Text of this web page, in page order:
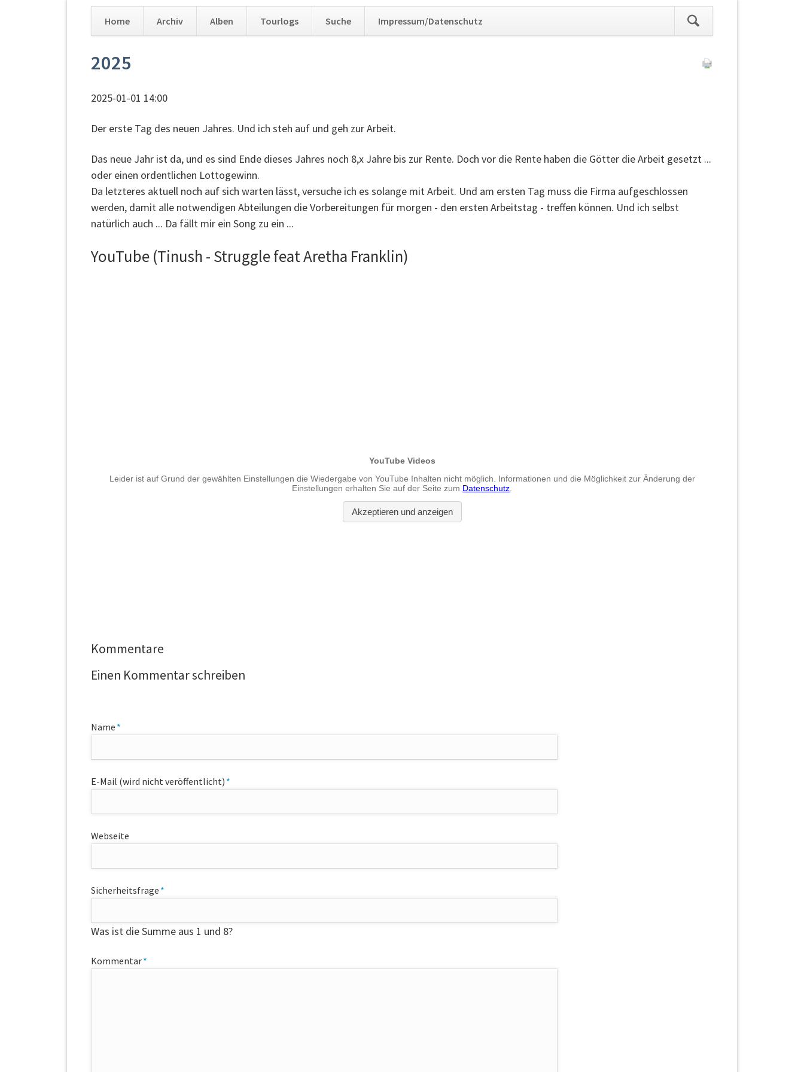
überspringen
Home Archiv Alben Tourlogs Suche Impressum/Datenschutz
überspringen
2025
2025-01-01 14:00
Der erste Tag des neuen Jahres. Und ich steh auf und geh zur Arbeit.
Das neue Jahr ist da, und es sind Ende dieses Jahres noch 8,x Jahre bis zur Rente. Doch vor die Rente haben die Götter die Arbeit gesetzt ...
oder einen ordentlichen Lottogewinn.
Da letzteres aktuell noch auf sich warten lässt, versuche ich es solange mit Arbeit. Und am ersten Tag muss die Firma aufgeschlossen
werden, damit alle notwendigen Abteilungen die Vorbereitungen für morgen - den ersten Arbeitstag - treffen können. Und ich selbst
natürlich auch ... Da fällt mir ein Song zu ein ...
YouTube (Tinush - Struggle feat Aretha Franklin)
Kommentare
Einen Kommentar schreiben
Pflichtfeld
Name *
Pflichtfeld
E-Mail (wird nicht veröffentlicht) *
Webseite
Pflichtfeld
Sicherheitsfrage *
Was ist die Summe aus 1 und 8?
Pflichtfeld
Kommentar*